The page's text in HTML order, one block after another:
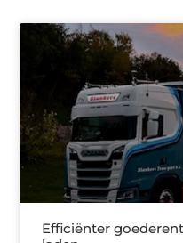
Efficiënter